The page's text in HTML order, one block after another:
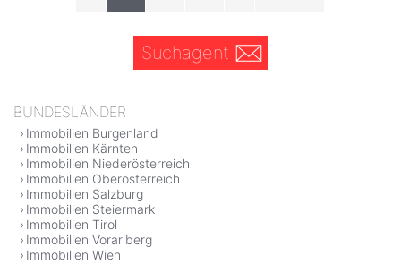
Suchagent
BUNDESLÄNDER
Immobilien Burgenland
Immobilien Kärnten
Immobilien Niederösterreich
Immobilien Oberösterreich
Immobilien Salzburg
Immobilien Steiermark
Immobilien Tirol
Immobilien Vorarlberg
Immobilien Wien